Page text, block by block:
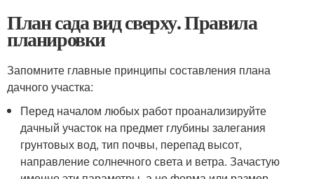
План сада вид сверху. Правила
планировки
Запомните главные принципы составления плана
дачного участка:
Перед началом любых работ проанализируйте
дачный участок на предмет глубины залегания
грунтовых вод, тип почвы, перепад высот,
направление солнечного света и ветра. Зачастую